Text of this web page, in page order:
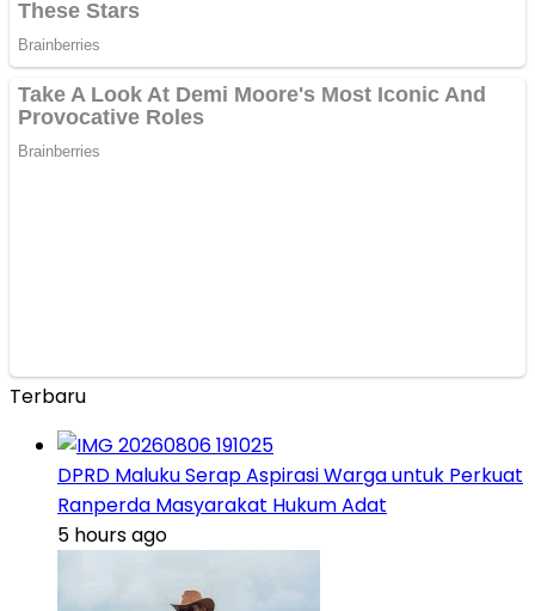
Terbaru
DPRD Maluku Serap Aspirasi Warga untuk Perkuat
Ranperda Masyarakat Hukum Adat
5 hours ago